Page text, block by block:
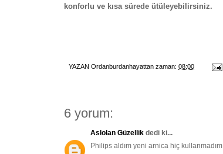
konforlu ve kısa sürede ütüleyebilirsiniz.
YAZAN Ordanburdanhayattan zaman: 08:00
6 yorum:
Aslolan Güzellik dedi ki...
Philips aldım yeni arnica hiç kullanmadım